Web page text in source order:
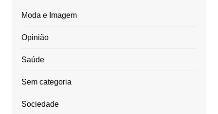
Moda e Imagem
Opinião
Saúde
Sem categoria
Sociedade